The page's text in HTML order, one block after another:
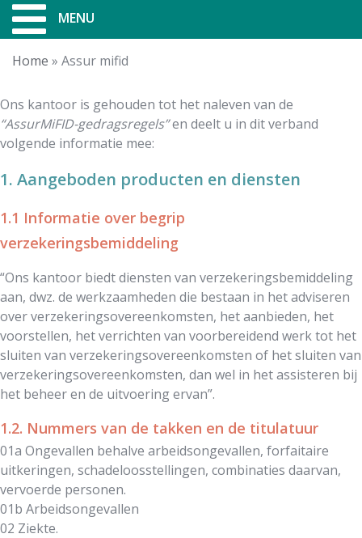
MENU
Home » Assur mifid
Ons kantoor is gehouden tot het naleven van de
“AssurMiFID-gedragsregels”en deelt u in dit verband
volgende informatie mee:
1. Aangeboden producten en diensten
1.1 Informatie over begrip
verzekeringsbemiddeling
“Ons kantoor biedt diensten van verzekeringsbemiddeling
aan, dwz. de werkzaamheden die bestaan in het adviseren
over verzekeringsovereenkomsten, het aanbieden, het
voorstellen, het verrichten van voorbereidend werk tot het
sluiten van verzekeringsovereenkomsten of het sluiten van
verzekeringsovereenkomsten, dan wel in het assisteren bij
het beheer en de uitvoering ervan”.
1.2. Nummers van de takken en de titulatuur
01a Ongevallen behalve arbeidsongevallen, forfaitaire
uitkeringen, schadeloosstellingen, combinaties daarvan,
vervoerde personen.
01b Arbeidsongevallen
02 Ziekte.